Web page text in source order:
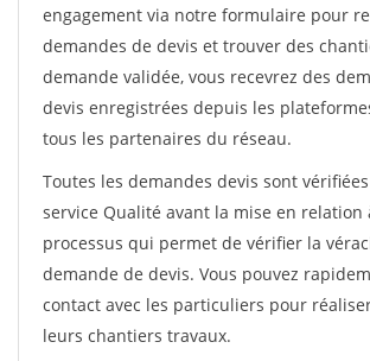
engagement via notre formulaire pour
demandes de devis et trouver des
demande validée, vous recevrez des
devis enregistrées depuis les
tous les partenaires du réseau.
Toutes les demandes devis sont
service Qualité avant la mise en relation
processus qui permet de vérifier la
demande de devis. Vous pouvez
contact avec les particuliers pour
leurs chantiers travaux.